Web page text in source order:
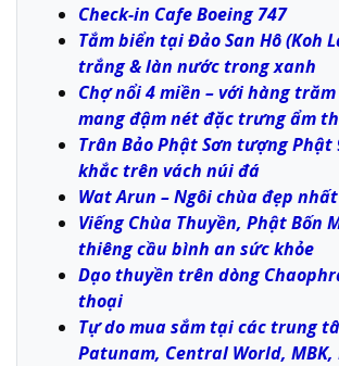
Check-in Cafe Boeing 747
Tắm biển tại Đảo San Hô (Koh
trắng & làn nước trong xanh
Chợ nổi 4 miền – với hàng
mang đậm nét đặc trưng ẩm
Trân Bảo Phật Sơn tượng Phật
khắc trên vách núi đá
Wat Arun – Ngôi chùa đẹp
Viếng Chùa Thuyền, Phật Bốn
thiêng cầu bình an sức khỏe
Dạo thuyền trên dòng
thoại
Tự do mua sắm tại các trung
Patunam, Central World,